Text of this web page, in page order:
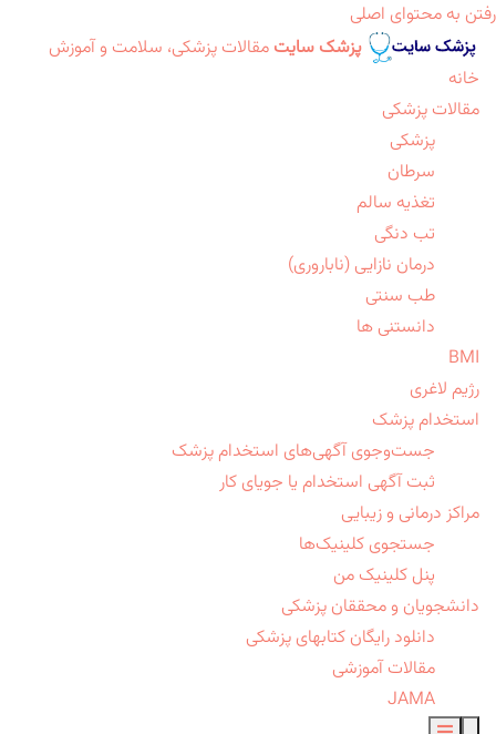
رفتن به محتوای اصلی
پزشک سایت مقالات پزشکی، سلامت و آموزش
خانه
مقالات پزشکی
پزشکی
سرطان
تغذیه سالم
تب دنگی
درمان نازایی (ناباروری)
طب سنتی
دانستنی ها
BMI
رژیم لاغری
استخدام پزشک
جست‌وجوی آگهی‌های استخدام پزشک
ثبت آگهی استخدام یا جویای کار
مراکز درمانی و زیبایی
جستجوی کلینیک‌ها
پنل کلینیک من
دانشجویان و محققان پزشکی
دانلود رایگان کتابهای پزشکی
مقالات آموزشی
JAMA